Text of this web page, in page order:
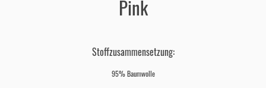
Pink
Stoffzusammensetzung:
95% Baumwolle